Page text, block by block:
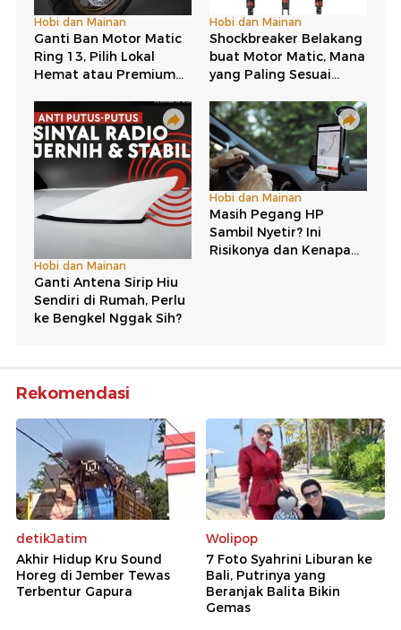
Rekomendasi
detikJatim
Akhir Hidup Kru Sound
Horeg di Jember Tewas
Terbentur Gapura
Wolipop
7 Foto Syahrini Liburan ke
Bali, Putrinya yang
Beranjak Balita Bikin
Gemas